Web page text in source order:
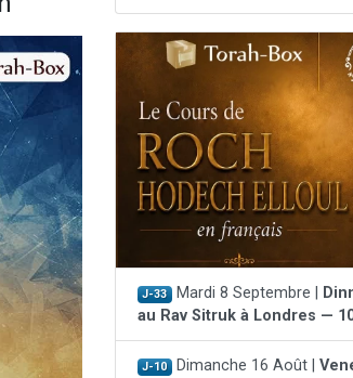
J-33 Mardi 8 Septembre |
au Rav Sitruk à Londres —
J-10 Dimanche 16 Août |